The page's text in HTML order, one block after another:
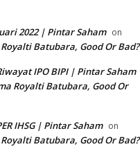
2022 | Pintar Saham on
Batubara, Good Or Bad?
IPO BIPI | Pintar Saham
Royalti Batubara, Good Or
IHSG | Pintar Saham on
Batubara, Good Or Bad?